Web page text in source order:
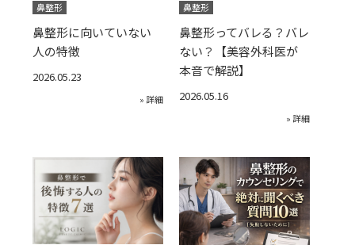
鼻整形
鼻整形に向いていない
人の特徴
2026.05.23
» 詳細
鼻整形
鼻整形ってバレる？バレ
ない？【美容外科医が
本音で解説】
2026.05.16
» 詳細